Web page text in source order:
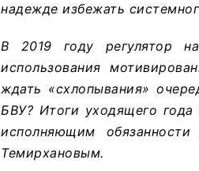
надежде избежать
В 2019 году регулятор
использования
ждать «схлопывания»
БВУ? Итоги уходящего
исполняющим
Темирхановым.